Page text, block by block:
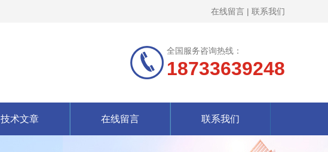
在线留言 | 联系我们
全国服务咨询热线：
18733639248
技术文章 在线留言 联系我们